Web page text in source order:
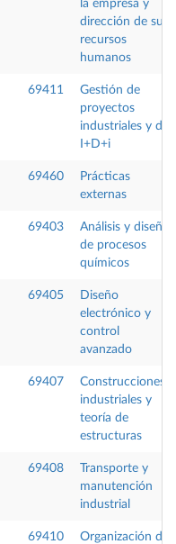
la empresa y
dirección de sus
recursos
humanos
69411
Gestión de
proyectos
industriales y de
I+D+i
69460
Prácticas
externas
69403
Análisis y diseño
de procesos
químicos
69405
Diseño
electrónico y
control
avanzado
69407
Construcciones
industriales y
teoría de
estructuras
69408
Transporte y
manutención
industrial
69410
Organización de